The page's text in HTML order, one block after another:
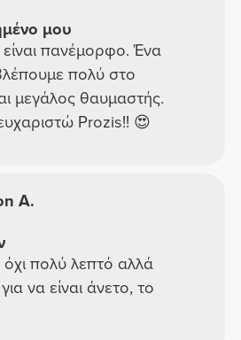
μου
πανέμορφο. Ένα
πολύ στο
μεγάλος θαυμαστής.
ευχαριστώ Prozis!! 😍
A.
πολύ λεπτό αλλά
να είναι άνετο, το